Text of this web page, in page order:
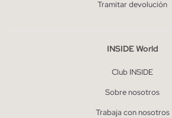
Tramitar devolución
INSIDE World
Club INSIDE
Sobre nosotros
Trabaja con nosotros